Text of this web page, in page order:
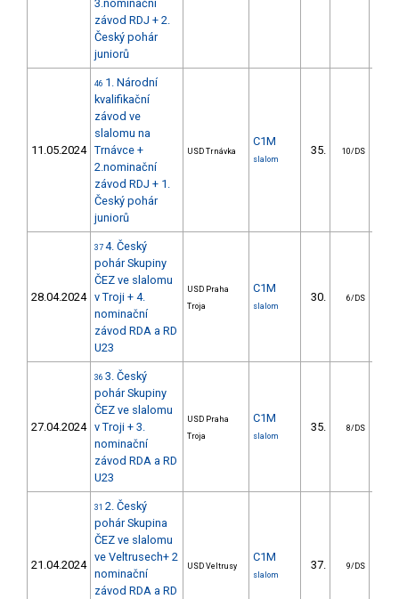
3.nominační
závod RDJ + 2.
Český pohár
juniorů
11.05.2024
46 1. Národní
kvalifikační
závod ve
slalomu na
Trnávce +
2.nominační
závod RDJ + 1.
Český pohár
juniorů
USD Trnávka
C1M
slalom
35. 10/DS
28.04.2024
37 4. Český
pohár Skupiny
ČEZ ve slalomu
v Troji + 4.
nominační
závod RDA a RD
U23
USD Praha
Troja
C1M
slalom
30. 6/DS
27.04.2024
36 3. Český
pohár Skupiny
ČEZ ve slalomu
v Troji + 3.
nominační
závod RDA a RD
U23
USD Praha
Troja
C1M
slalom
35. 8/DS
21.04.2024
31 2. Český
pohár Skupina
ČEZ ve slalomu
ve Veltrusech+ 2
nominační
závod RDA a RD
USD Veltrusy
C1M
slalom
37. 9/DS